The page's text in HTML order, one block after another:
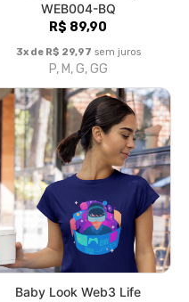
WEB004-BQ
R$ 89,90
3x de R$ 29,97 sem juros
P, M, G, GG
Baby Look Web3 Life